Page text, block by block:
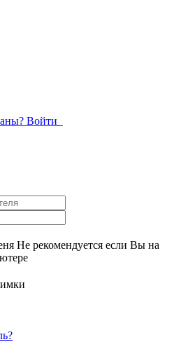
Войти
Не рекомендуется если Вы на